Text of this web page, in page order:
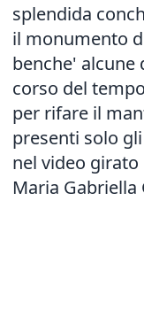
splendida
il monumento
benche' alcune
corso del
per rifare il
presenti solo
nel video
Maria Gabriella